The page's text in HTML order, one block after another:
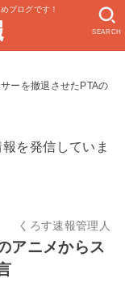
ブログです！
SEARCH
ーを撤退させたPTAの
を発信していま
くろす速報管理人
アニメからス